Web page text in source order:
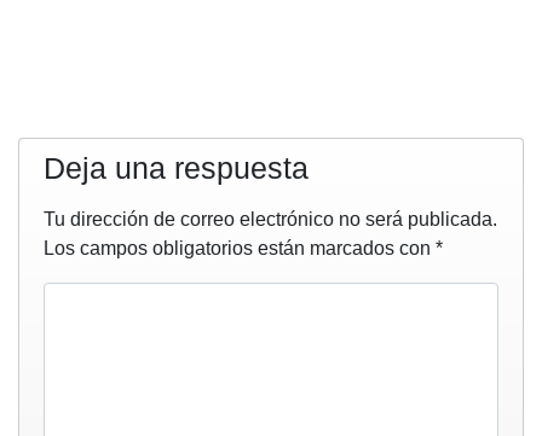
Deja una respuesta
Tu dirección de correo electrónico no será publicada.
Los campos obligatorios están marcados con *